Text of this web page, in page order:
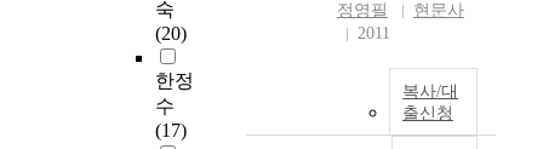
숙
(20)
한정
수
(17)
정영필
현문사
2011
복사/대
출신청